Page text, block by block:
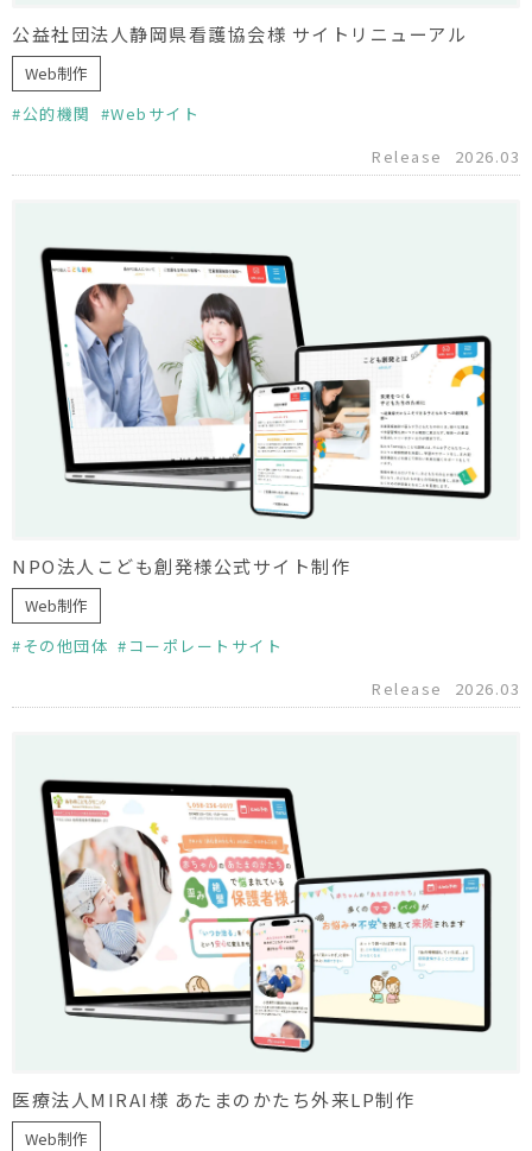
公益社団法人静岡県看護協会様 サイトリニューアル
Web制作
公的機関
Webサイト
Release
2026.03
NPO法人こども創発様公式サイト制作
Web制作
その他団体
コーポレートサイト
Release
2026.03
医療法人MIRAI様 あたまのかたち外来LP制作
Web制作